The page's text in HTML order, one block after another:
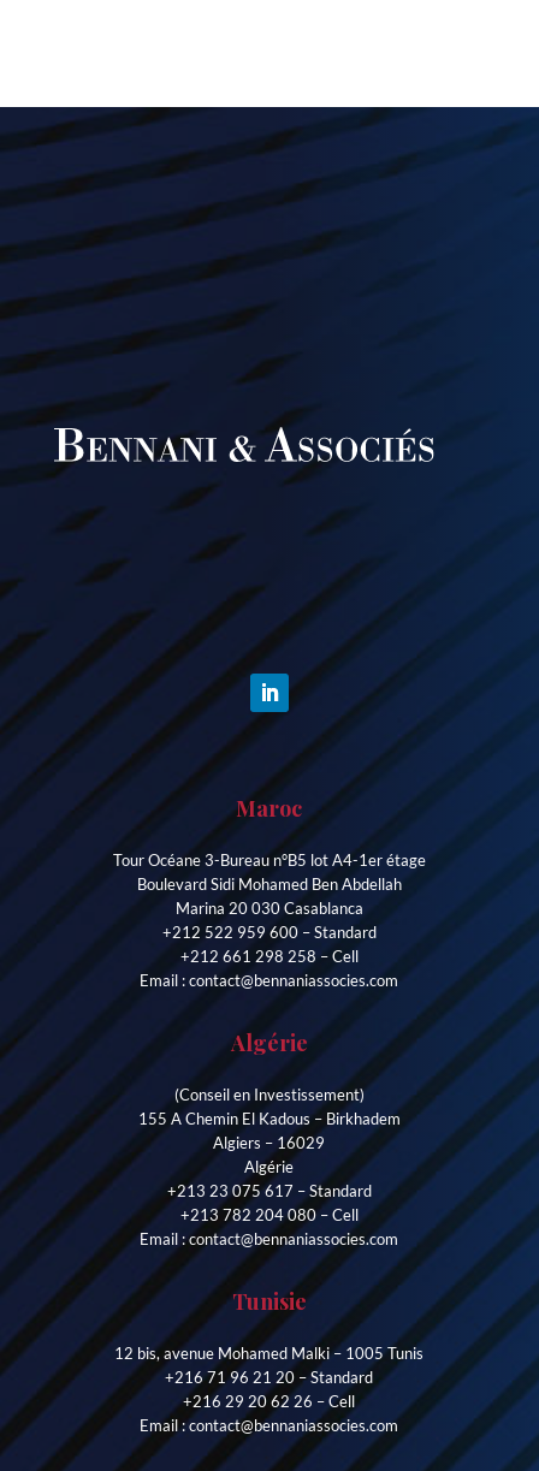
Maroc
Tour Océane 3-Bureau n°B5 lot A4-1er étage
Boulevard Sidi Mohamed Ben Abdellah
Marina 20 030 Casablanca
+212 522 959 600 – Standard
+212 661 298 258 – Cell
Email : contact@bennaniassocies.com
Algérie
(Conseil en Investissement)
155 A Chemin El Kadous – Birkhadem
Algiers – 16029
Algérie
+213 23 075 617 – Standard
+213 782 204 080 – Cell
Email : contact@bennaniassocies.com
Tunisie
12 bis, avenue Mohamed Malki – 1005 Tunis
+216 71 96 21 20 – Standard
+216 29 20 62 26 – Cell
Email : contact@bennaniassocies.com